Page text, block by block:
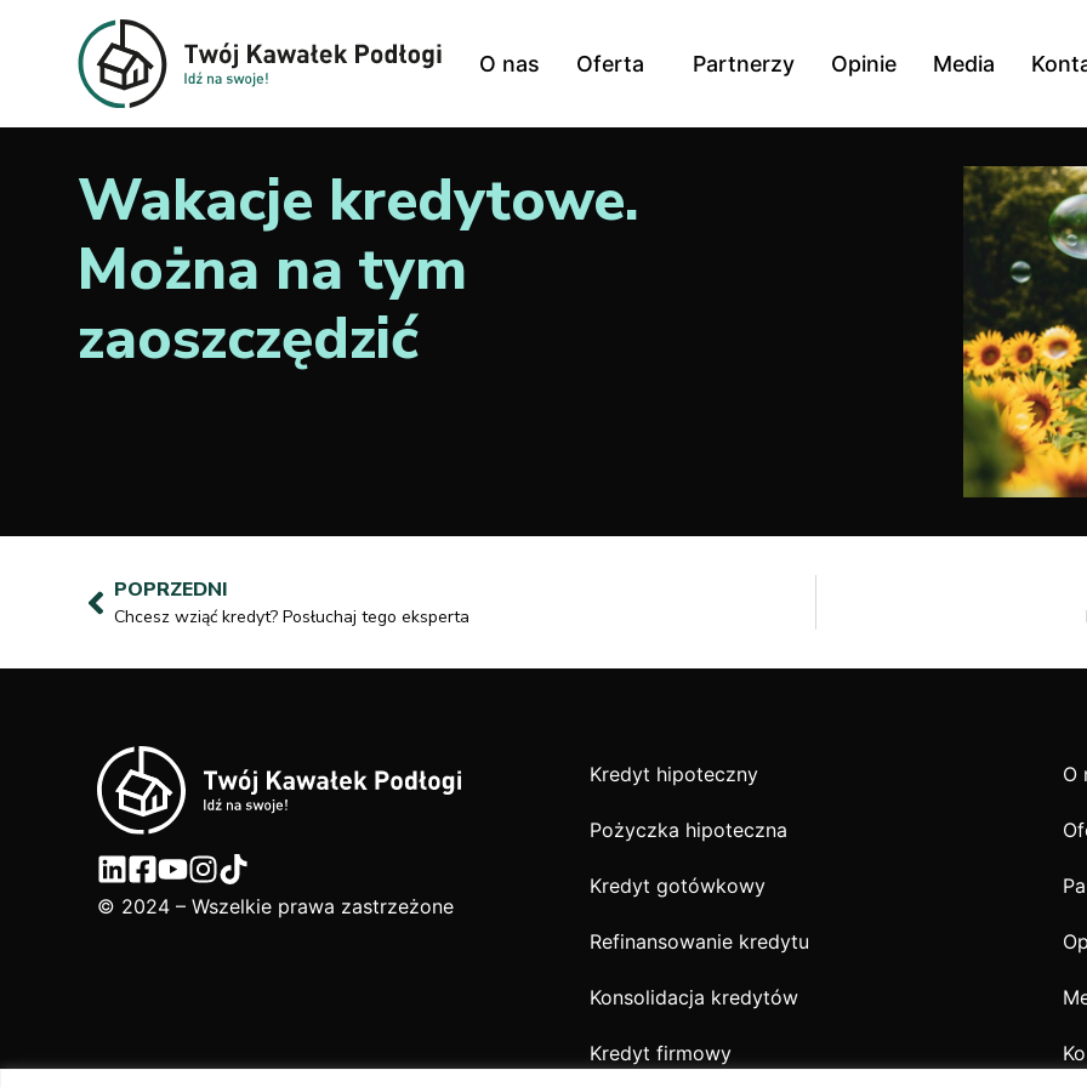
O nas Oferta Partnerzy Opinie Media
Wakacje kredytowe.
Można na tym
zaoszczędzić
POPRZEDNI
Chcesz wziąć kredyt? Posłuchaj tego eksperta
© 2024 – Wszelkie prawa zastrzeżone
Kredyt hipoteczny
Pożyczka hipoteczna
Kredyt gotówkowy
Refinansowanie kredytu
Konsolidacja kredytów
Kredyt firmowy
O